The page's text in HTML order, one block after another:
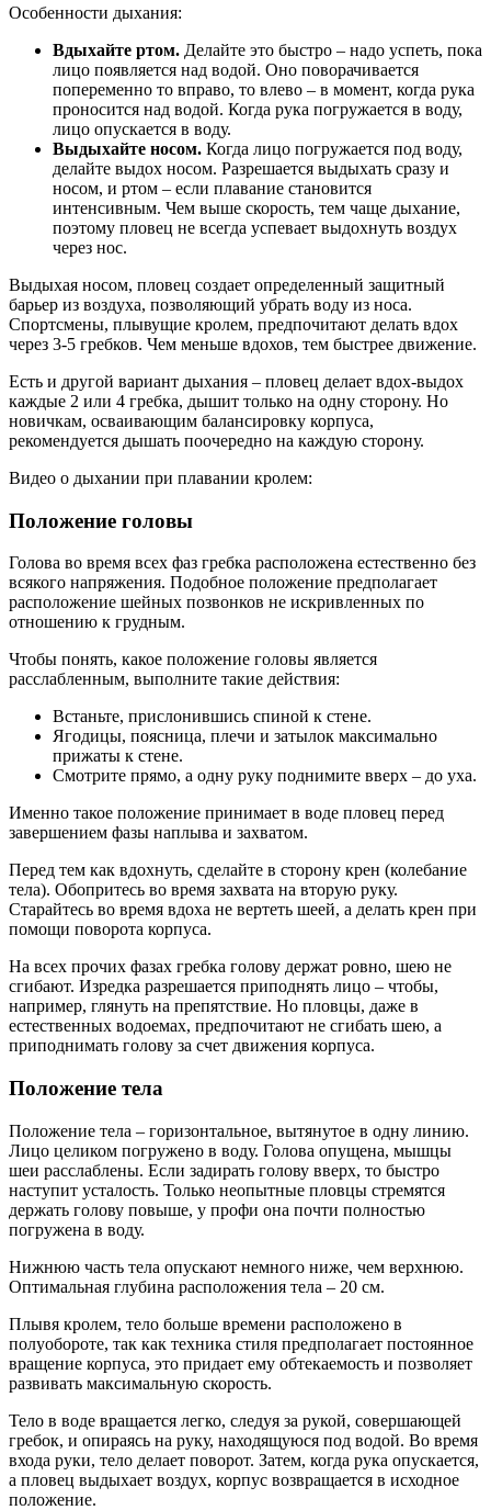
Особенности дыхания:
Вдыхайте ртом. Делайте это быстро – надо успеть, пока
лицо появляется над водой. Оно поворачивается
попеременно то вправо, то влево – в момент, когда рука
проносится над водой. Когда рука погружается в воду,
лицо опускается в воду.
Выдыхайте носом. Когда лицо погружается под воду,
делайте выдох носом. Разрешается выдыхать сразу и
носом, и ртом – если плавание становится
интенсивным. Чем выше скорость, тем чаще дыхание,
поэтому пловец не всегда успевает выдохнуть воздух
через нос.
Выдыхая носом, пловец создает определенный защитный
барьер из воздуха, позволяющий убрать воду из носа.
Спортсмены, плывущие кролем, предпочитают делать вдох
через 3-5 гребков. Чем меньше вдохов, тем быстрее движение.
Есть и другой вариант дыхания – пловец делает вдох-выдох
каждые 2 или 4 гребка, дышит только на одну сторону. Но
новичкам, осваивающим балансировку корпуса,
рекомендуется дышать поочередно на каждую сторону.
Видео о дыхании при плавании кролем:
Положение головы
Голова во время всех фаз гребка расположена естественно без
всякого напряжения. Подобное положение предполагает
расположение шейных позвонков не искривленных по
отношению к грудным.
Чтобы понять, какое положение головы является
расслабленным, выполните такие действия:
Встаньте, прислонившись спиной к стене.
Ягодицы, поясница, плечи и затылок максимально
прижаты к стене.
Смотрите прямо, а одну руку поднимите вверх – до уха.
Именно такое положение принимает в воде пловец перед
завершением фазы наплыва и захватом.
Перед тем как вдохнуть, сделайте в сторону крен (колебание
тела). Обопритесь во время захвата на вторую руку.
Старайтесь во время вдоха не вертеть шеей, а делать крен при
помощи поворота корпуса.
На всех прочих фазах гребка голову держат ровно, шею не
сгибают. Изредка разрешается приподнять лицо – чтобы,
например, глянуть на препятствие. Но пловцы, даже в
естественных водоемах, предпочитают не сгибать шею, а
приподнимать голову за счет движения корпуса.
Положение тела
Положение тела – горизонтальное, вытянутое в одну линию.
Лицо целиком погружено в воду. Голова опущена, мышцы
шеи расслаблены. Если задирать голову вверх, то быстро
наступит усталость. Только неопытные пловцы стремятся
держать голову повыше, у профи она почти полностью
погружена в воду.
Нижнюю часть тела опускают немного ниже, чем верхнюю.
Оптимальная глубина расположения тела – 20 см.
Плывя кролем, тело больше времени расположено в
полуобороте, так как техника стиля предполагает постоянное
вращение корпуса, это придает ему обтекаемость и позволяет
развивать максимальную скорость.
Тело в воде вращается легко, следуя за рукой, совершающей
гребок, и опираясь на руку, находящуюся под водой. Во время
входа руки, тело делает поворот. Затем, когда рука опускается,
а пловец выдыхает воздух, корпус возвращается в исходное
положение.